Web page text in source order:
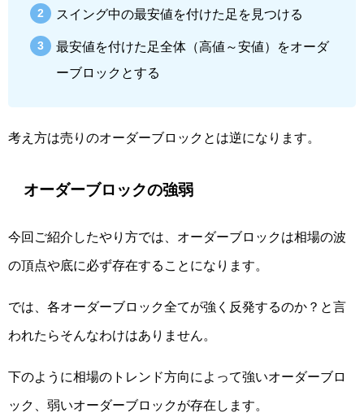
スイング中の最安値を付けた足を見つける
最安値を付けた足全体（高値～安値）をオーダ
ーブロックとする
考え方は売りのオーダーブロックとは逆になります。
オーダーブロックの強弱
今回ご紹介したやり方では、オーダーブロックは相場の波
の頂点や底に必ず存在することになります。
では、各オーダーブロック全てが強く反発するのか？と言
われたらそんなわけはありません。
下のように相場のトレンド方向によって強いオーダーブロ
ック、弱いオーダーブロックが存在します。